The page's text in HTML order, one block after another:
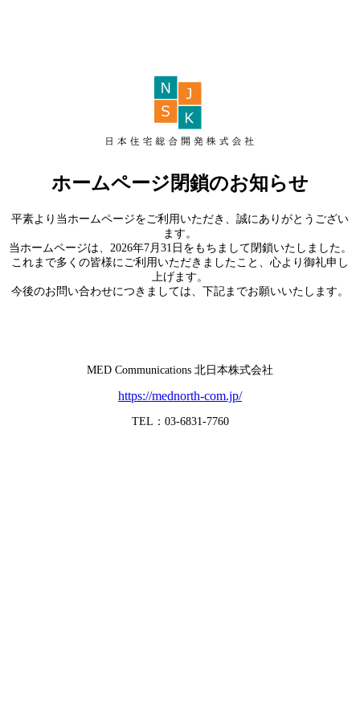
ホームページ閉鎖のお知らせ
平素より当ホームページをご利用いただき、誠にありがとうござい
ます。
当ホームページは、2026年7月31日をもちまして閉鎖いたしました。
これまで多くの皆様にご利用いただきましたこと、心より御礼申し
上げます。
今後のお問い合わせにつきましては、下記までお願いいたします。
MED Communications 北日本株式会社
https://mednorth-com.jp/
TEL：03-6831-7760